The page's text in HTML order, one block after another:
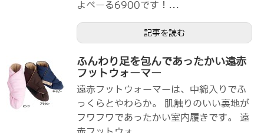
よべーる6900です！...
記事を読む
ふんわり足を包んであったかい遠赤
フットウォーマー
遠赤フットウォーマーは、中綿入りでふ
っくらとやわらか。 肌触りのいい裏地が
フワフワであったかい室内履きです。 遠